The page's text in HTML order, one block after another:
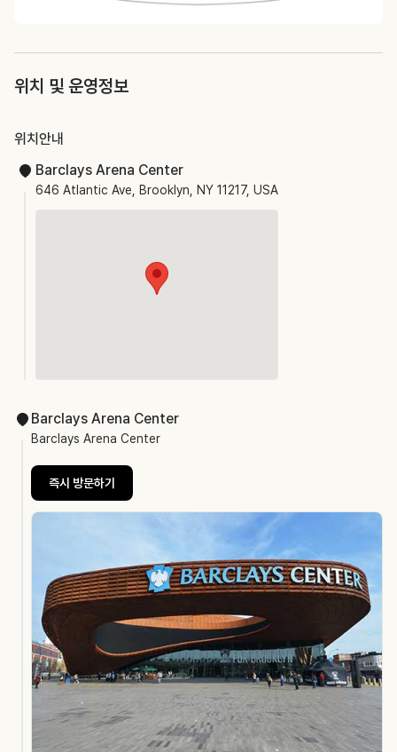
위치 및 운영정보
위치안내
Barclays Arena Center
646 Atlantic Ave, Brooklyn, NY 11217, USA
Barclays Arena Center
Barclays Arena Center
즉시 방문하기